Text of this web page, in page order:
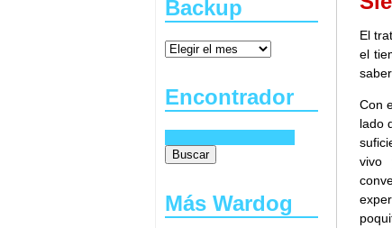
Backup
Encontrador
Más Wardog
El
el
Con
lado
vivo